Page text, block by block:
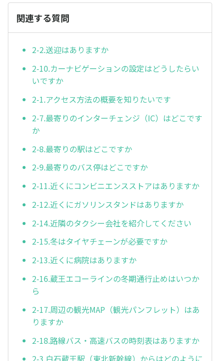
関連する質問
2-2.送迎はありますか
2-10.カーナビゲーションの設定はどうしたらい
いですか
2-1.アクセス方法の概要を知りたいです
2-7.最寄りのインターチェンジ（IC）はどこです
か
2-8.最寄りの駅はどこですか
2-9.最寄りのバス停はどこですか
2-11.近くにコンビニエンスストアはありますか
2-12.近くにガソリンスタンドはありますか
2-14.近隣のタクシー会社を紹介してください
2-15.冬はタイヤチェーンが必要ですか
2-13.近くに病院はありますか
2-16.蔵王エコーラインの冬期通行止めはいつか
ら
2-17.周辺の観光MAP（観光パンフレット）はあ
りますか
2-18.路線バス・高速バスの時刻表はありますか